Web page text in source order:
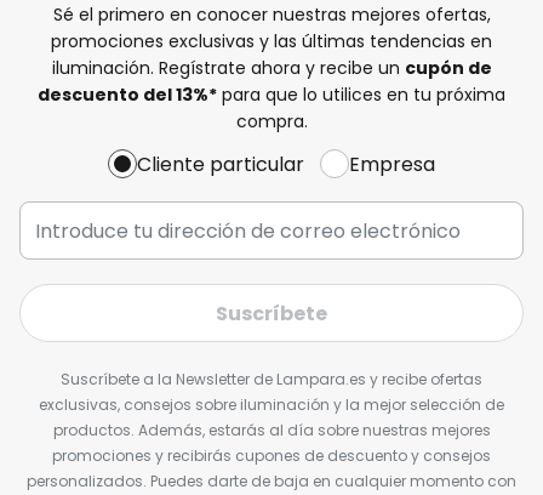
Sé el primero en conocer nuestras mejores ofertas,
promociones exclusivas y las últimas tendencias en
iluminación. Regístrate ahora y recibe un cupón de
descuento del13%* para que lo utilices en tu próxima
compra.
Cliente particular Empresa
Suscríbete
Suscríbete a la Newsletter de Lampara.es y recibe ofertas
exclusivas, consejos sobre iluminación y la mejor selección de
productos. Además, estarás al día sobre nuestras mejores
promociones y recibirás cupones de descuento y consejos
personalizados. Puedes darte de baja en cualquier momento con